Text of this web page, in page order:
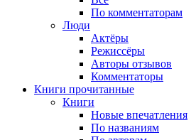
По комментаторам
Люди
Актёры
Режиссёры
Авторы отзывов
Комментаторы
Книги прочитанные
Книги
Новые впечатления
По названиям